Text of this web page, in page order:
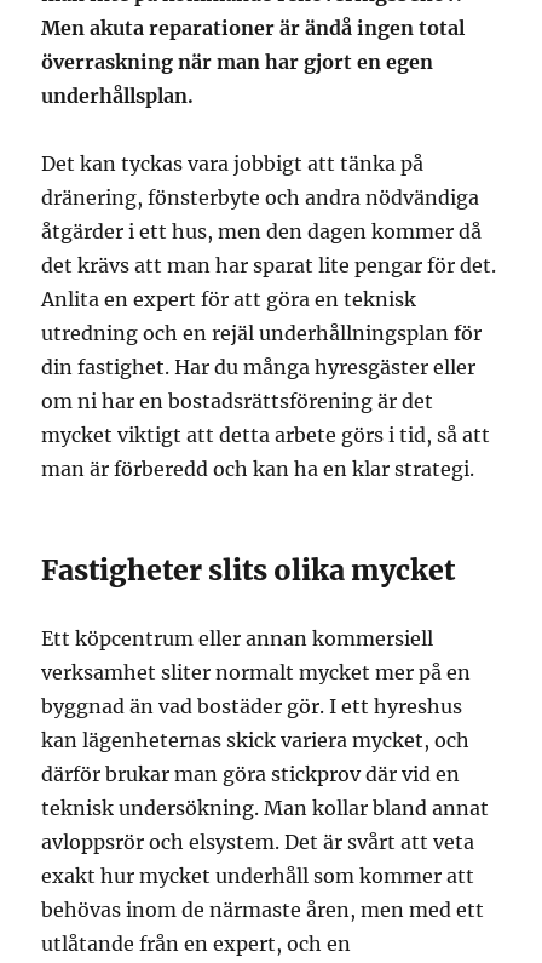
Men akuta reparationer är ändå ingen total
överraskning när man har gjort en egen
underhållsplan.
Det kan tyckas vara jobbigt att tänka på
dränering, fönsterbyte och andra nödvändiga
åtgärder i ett hus, men den dagen kommer då
det krävs att man har sparat lite pengar för det.
Anlita en expert för att göra en teknisk
utredning och en rejäl underhållningsplan för
din fastighet. Har du många hyresgäster eller
om ni har en bostadsrättsförening är det
mycket viktigt att detta arbete görs i tid, så att
man är förberedd och kan ha en klar strategi.
Fastigheter slits olika mycket
Ett köpcentrum eller annan kommersiell
verksamhet sliter normalt mycket mer på en
byggnad än vad bostäder gör. I ett hyreshus
kan lägenheternas skick variera mycket, och
därför brukar man göra stickprov där vid en
teknisk undersökning. Man kollar bland annat
avloppsrör och elsystem. Det är svårt att veta
exakt hur mycket underhåll som kommer att
behövas inom de närmaste åren, men med ett
utlåtande från en expert, och en